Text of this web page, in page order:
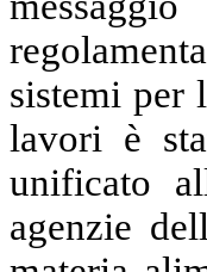
sistemi per
lavori è
unificato
agenzie